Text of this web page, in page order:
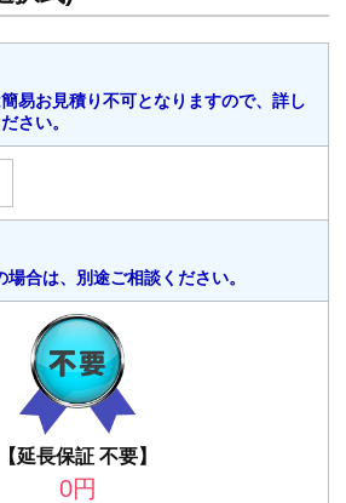
易お見積り不可となりますので、詳し
さい。
合は、別途ご相談ください。
【延長保証 不要】
0円